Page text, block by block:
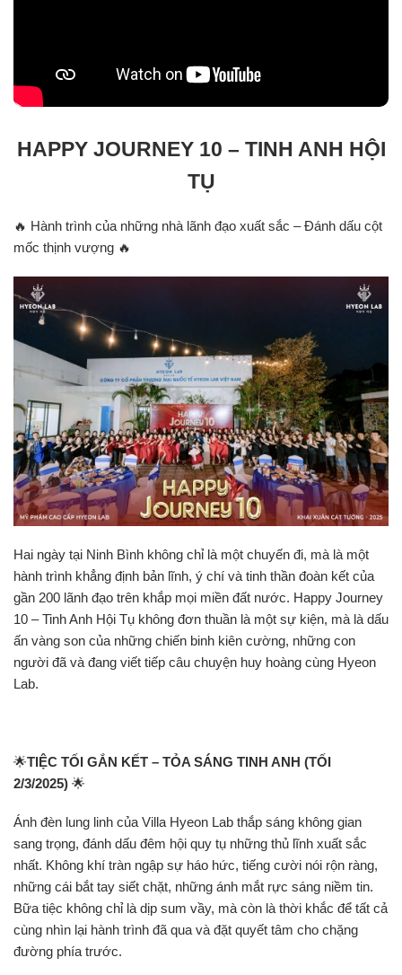
HAPPY JOURNEY 10 – TINH ANH HỘI
TỤ
🔥 Hành trình của những nhà lãnh đạo xuất sắc – Đánh dấu cột
mốc thịnh vượng 🔥
Hai ngày tại Ninh Bình không chỉ là một chuyến đi, mà là một
hành trình khẳng định bản lĩnh, ý chí và tinh thần đoàn kết của
gần 200 lãnh đạo trên khắp mọi miền đất nước. Happy Journey
10 – Tinh Anh Hội Tụ không đơn thuần là một sự kiện, mà là dấu
ấn vàng son của những chiến binh kiên cường, những con
người đã và đang viết tiếp câu chuyện huy hoàng cùng Hyeon
Lab.
🌟TIỆC TỐI GẮN KẾT – TỎA SÁNG TINH ANH (TỐI
2/3/2025) 🌟
Ánh đèn lung linh của Villa Hyeon Lab thắp sáng không gian
sang trọng, đánh dấu đêm hội quy tụ những thủ lĩnh xuất sắc
nhất. Không khí tràn ngập sự háo hức, tiếng cười nói rộn ràng,
những cái bắt tay siết chặt, những ánh mắt rực sáng niềm tin.
Bữa tiệc không chỉ là dịp sum vầy, mà còn là thời khắc để tất cả
cùng nhìn lại hành trình đã qua và đặt quyết tâm cho chặng
đường phía trước.